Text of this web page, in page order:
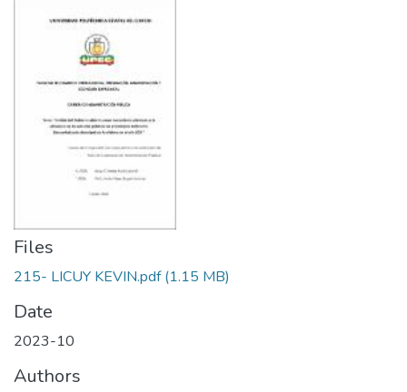
Files
215- LICUY KEVIN.pdf(1.15 MB)
Date
2023-10
Authors